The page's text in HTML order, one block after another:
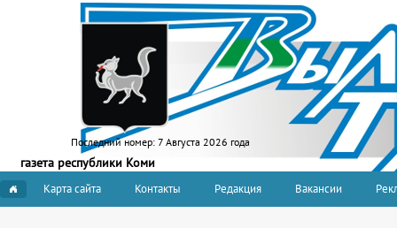
Последний номер: 7 Августа 2026 года
газета республики Коми
Карта сайта Контакты Редакция Вакансии